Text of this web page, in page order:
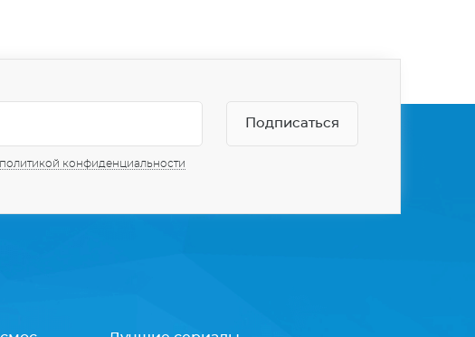
политикой конфиденциальности